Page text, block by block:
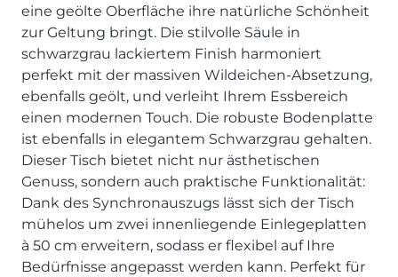
Bar- & Barhockersysteme
Beimöbel
Einzelstühle & Stuhlsysteme
Einzeltische & Tischsysteme
ALLES ANZEIGEN
SOFA, COUCH & CO.
2er Sofas & Funktionssofas
Systemgarnituren Leder
Systemgarnituren Stoff
Sessel & Hocker
KÜCHENTECHNIK
Dunstabzug im Kochfeld
Bora - The end of normal
Neff - Mehr Raum für Kreativität
Siemens - Intelligente Lösungen für dein Zuhause
Liebherr - hat den Kühlschrank zwar nicht neu erfunden.
Aber fast.
Naber - Für die perfekte Küche
Quooker – Der Wasserhahn, der alles kann
Systemceram - Das Geheimnis langlebiger
KÜCHEN PROSPEKTE
Lebensraum Küche
Prisma Journal
KÜCHENTECHNIK
Neff - Mehr Raum für Kreativität
BORA - The end of normal
AKTIONEN
Der neue MDS Prospekt
25 Küchen zu Sonderkonditionen
SCHLAFZIMMER
ALLES ANZEIGEN
ESSZIMMER
ALLES ANZEIGEN
KÜCHE
ALLE ANZEIGEN
Historie & Philosophie
360° Rundgang
Kunden-Bewertungen
Über uns
UNSER SERVICE
Aufmaß-Service
Entsorgungs-Service
Finanzkauf-Service
Montage-Service
Interior Design Service
eine geölte Oberfläche ihre natürliche Schönheit
zur Geltung bringt. Die stilvolle Säule in
schwarzgrau lackiertem Finish harmoniert
perfekt mit der massiven Wildeichen-Absetzung,
ebenfalls geölt, und verleiht Ihrem Essbereich
einen modernen Touch. Die robuste Bodenplatte
ist ebenfalls in elegantem Schwarzgrau gehalten.
Dieser Tisch bietet nicht nur ästhetischen
Genuss, sondern auch praktische Funktionalität:
Dank des Synchronauszugs lässt sich der Tisch
mühelos um zwei innenliegende Einlegeplatten
à 50 cm erweitern, sodass er flexibel auf Ihre
Bedürfnisse angepasst werden kann. Perfekt für